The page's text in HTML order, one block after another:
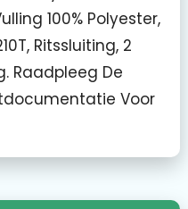
100% Polyester,
Ritssluiting, 2
Raadpleeg De
Voor